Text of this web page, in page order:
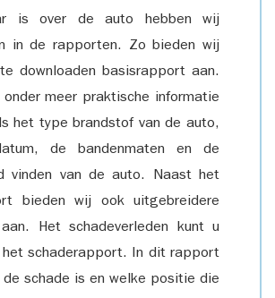
is over de auto hebben wij
in de rapporten. Zo bieden wij
downloaden basisrapport aan.
onder meer praktische informatie
het type brandstof van de auto,
de bandenmaten en de
vinden van de auto. Naast het
bieden wij ook uitgebreidere
Het schadeverleden kunt u
het schaderapport. In dit rapport
schade is en welke positie die